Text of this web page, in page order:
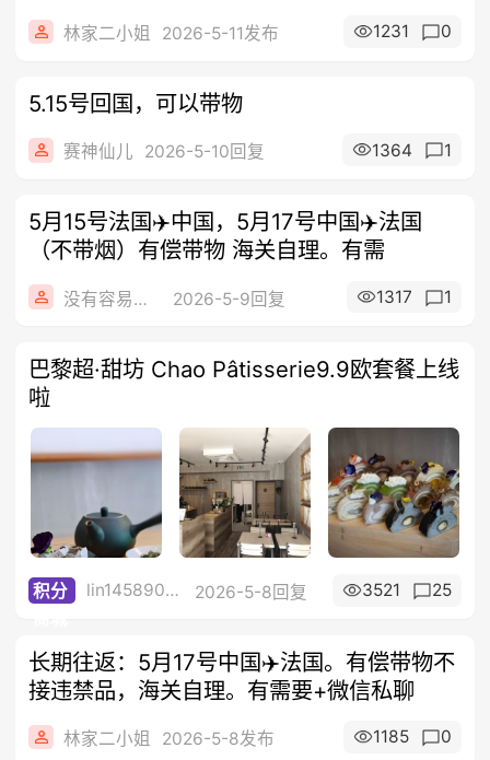
林家二小姐 2026-5-11发布 1231 0
5.15号回国，可以带物
赛神仙儿 2026-5-10回复 1364 1
5月15号法国✈️中国，5月17号中国✈️法国
（不带烟）有偿带物 海关自理。有需
没有容易二字 2026-5-9回复 1317 1
巴黎超·甜坊 Chao Pâtisserie9.9欧套餐上线
啦
积分
lin14589077 2026-5-8回复 3521 25
长期往返：5月17号中国✈️法国。有偿带物不
接违禁品，海关自理。有需要+微信私聊
林家二小姐 2026-5-8发布 1185 0